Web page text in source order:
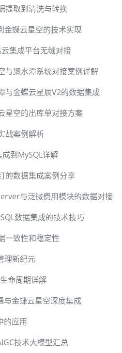
提取到清洗与转换
金蝶云星空的技术实现
集成平台无缝对接
与聚水潭系统对接案例详解
与金蝶云星辰V2的数据集成
星空的出库单对接方案
战案例解析
到MySQL详解
的数据集成案例分享
与泛微费用模块的数据对接
数据集成的技术技巧
一致性和稳定性
理新纪元
命周期详解
与金蝶云星空深度集成
的应用
技术大模型汇总